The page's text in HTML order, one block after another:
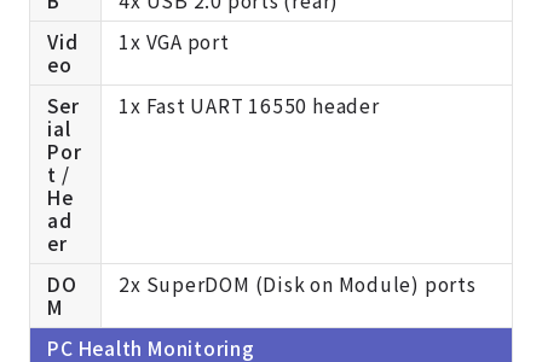
Vid
eo
1x VGA port
Ser
ial
Por
t /
He
ad
er
1x Fast UART 16550 header
DO
M
2x SuperDOM (Disk on Module) ports
PC Health Monitoring